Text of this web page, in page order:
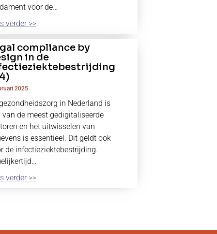
voor de…
verder >>
compliance by
in de
2025
in Nederland is
van de meest gedigitaliseerde
en het uitwisselen van
is essentieel. Dit geldt ook
de infectieziektebestrijding.
verder >>